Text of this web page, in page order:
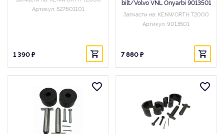
Артикул: 527601101
1 390 ₽
bilt/Volvo VNL Onyarbi 9013501
Запчасти на: KENWORTH T2000
Артикул: 9013501
7 880 ₽